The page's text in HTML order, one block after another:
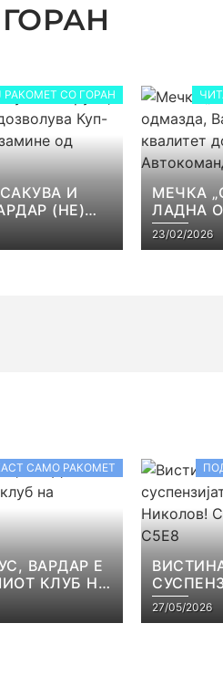
РАКОМЕТ СО ГОРАН
И
(НЕ)
КУП-
ЗАМИНЕ
МЕЧКА
ЛАДНА
ВАРДАР
23/02/2026
САМО РАКОМЕТ
ВАРДАР Е
КЛУБ НА
САМО
27/05/2026